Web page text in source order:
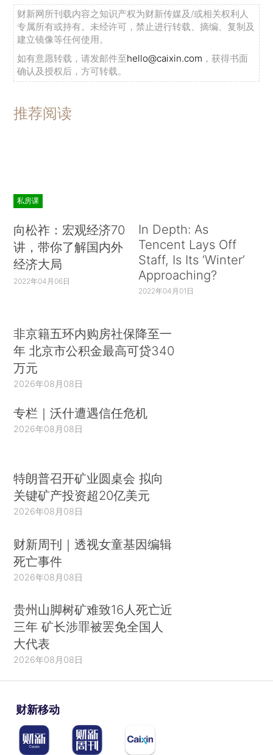
财新网所刊载内容之知识产权为财新传媒及/或相关权利人
专属所有或持有。未经许可，禁止进行转载、摘编、复制及
建立镜像等任何使用。
如有意愿转载，请发邮件至hello@caixin.com ，获得书面
确认及授权后，方可转载。
推荐阅读
私房课
向松祚：宏观经济70
讲，带你了解国内外
经济大局
2022年04月06日
In Depth: As
Tencent Lays Off
Staff, Is Its ‘Winter’
Approaching?
2022年04月01日
非京籍五环内购房社保降至一
年 北京市公积金最高可贷340
万元
2026年08月08日
专栏｜沃什遭遇信任危机
2026年08月08日
特朗普召开矿业圆桌会 拟向
关键矿产投资超20亿美元
2026年08月08日
财新周刊｜透视女童基因编辑
死亡事件
2026年08月08日
贵州山脚树矿难致16人死亡近
三年 矿长涉罪被罢免全国人
大代表
2026年08月08日
财新移动